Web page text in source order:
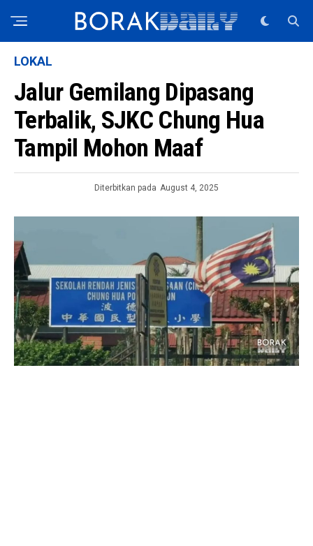
LOKAL
Jalur Gemilang Dipasang
Terbalik, SJKC Chung Hua
Tampil Mohon Maaf
Diterbitkan pada August 4, 2025